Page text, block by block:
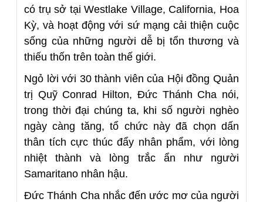
có trụ sở tại Westlake Village, California, Hoa
Kỳ, và hoạt động với sứ mạng cải thiện cuộc
sống của những người dễ bị tổn thương và
thiếu thốn trên toàn thế giới.
Ngỏ lời với 30 thành viên của Hội đồng Quản
trị Quỹ Conrad Hilton, Đức Thánh Cha nói,
trong thời đại chúng ta, khi số người nghèo
ngày càng tăng, tổ chức này đã chọn dấn
thân tích cực thúc đẩy nhân phẩm, với lòng
nhiệt thành và lòng trắc ẩn như người
Samaritano nhân hậu.
Đức Thánh Cha nhắc đến ước mơ của người